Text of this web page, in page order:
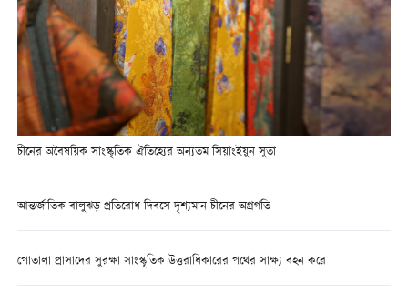
চীনের অবৈষয়িক সাংস্কৃতিক ঐতিহ্যের অন্যতম সিয়াংইয়ুন সুতা
আন্তর্জাতিক বালুঝড় প্রতিরোধ দিবসে দৃশ্যমান চীনের অগ্রগতি
পোতালা প্রাসাদের সুরক্ষা সাংস্কৃতিক উত্তরাধিকারের পথের সাক্ষ্য বহন করে